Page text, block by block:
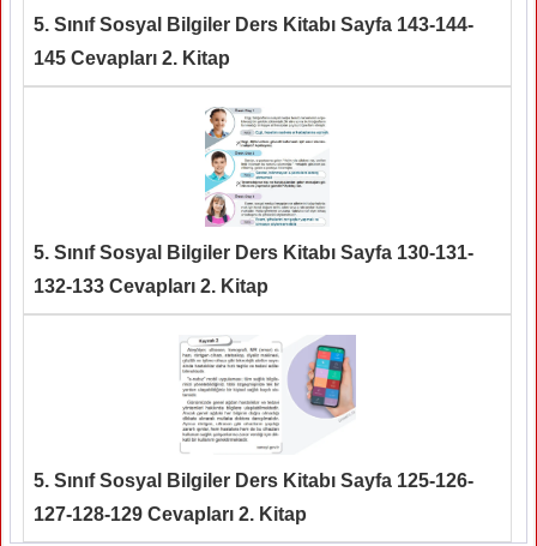
5. Sınıf Sosyal Bilgiler Ders Kitabı Sayfa 143-144-
145 Cevapları 2. Kitap
5. Sınıf Sosyal Bilgiler Ders Kitabı Sayfa 130-131-
132-133 Cevapları 2. Kitap
5. Sınıf Sosyal Bilgiler Ders Kitabı Sayfa 125-126-
127-128-129 Cevapları 2. Kitap